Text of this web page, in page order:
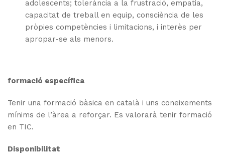
adolescents; tolerància a la frustració, empatia,
capacitat de treball en equip, consciència de les
pròpies competències i limitacions, i interès per
apropar-se als menors.
formació específica
Tenir una formació bàsica en català i uns coneixements
mínims de l’àrea a reforçar. Es valorarà tenir formació
en TIC.
Disponibilitat